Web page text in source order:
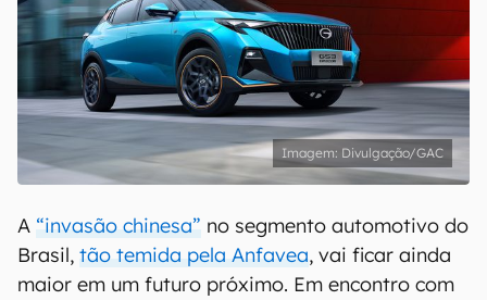
Divulgação/GAC
A “invasão chinesa” no segmento automotivo do
Brasil, tão temida pela Anfavea, vai ficar ainda
maior em um futuro próximo. Em encontro com